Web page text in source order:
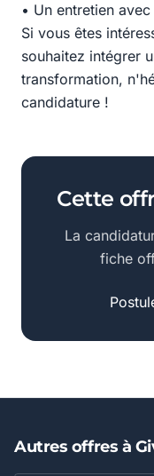
• Un entretien
Si vous êtes
souhaitez intégrer
transformation,
candidature !
Cette
La
fiche
Autres offres à